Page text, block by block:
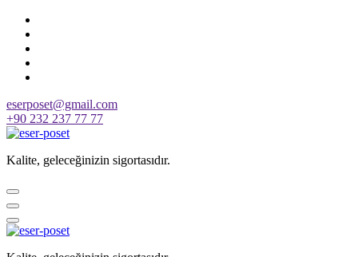
Skip
content
eserposet@gmail.com
+90 232 237 77 77
Kalite, geleceğinizin sigortasıdır.